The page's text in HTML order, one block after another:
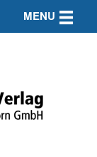
MENU Toggle